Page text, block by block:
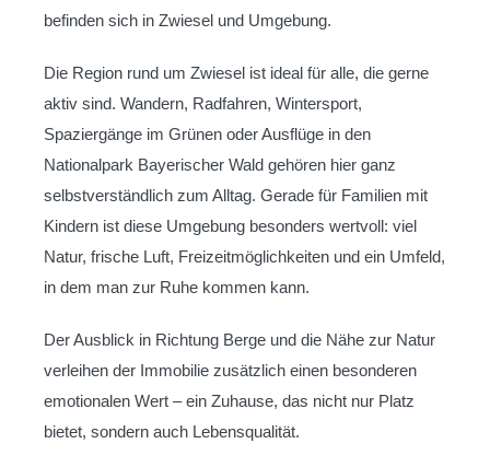
befinden sich in Zwiesel und Umgebung.
Die Region rund um Zwiesel ist ideal für alle, die gerne
aktiv sind. Wandern, Radfahren, Wintersport,
Spaziergänge im Grünen oder Ausflüge in den
Nationalpark Bayerischer Wald gehören hier ganz
selbstverständlich zum Alltag. Gerade für Familien mit
Kindern ist diese Umgebung besonders wertvoll: viel
Natur, frische Luft, Freizeitmöglichkeiten und ein Umfeld,
in dem man zur Ruhe kommen kann.
Der Ausblick in Richtung Berge und die Nähe zur Natur
verleihen der Immobilie zusätzlich einen besonderen
emotionalen Wert – ein Zuhause, das nicht nur Platz
bietet, sondern auch Lebensqualität.